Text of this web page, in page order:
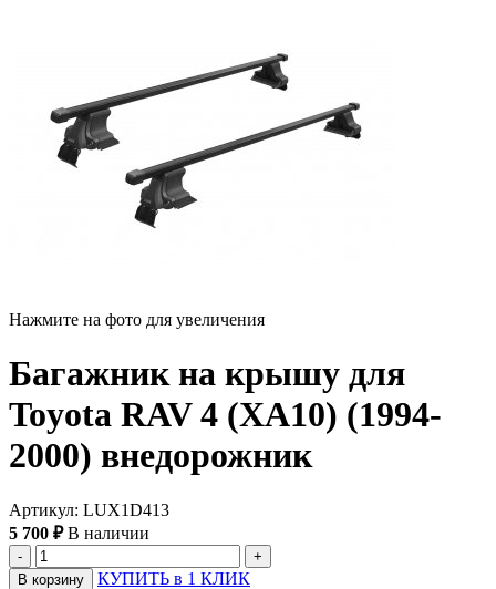
Нажмите на фото для увеличения
Багажник на крышу для
Toyota RAV 4 (XA10) (1994-
2000) внедорожник
Артикул: LUX1D413
5 700 ₽ В наличии
-
+
В корзину
КУПИТЬ в 1 КЛИК